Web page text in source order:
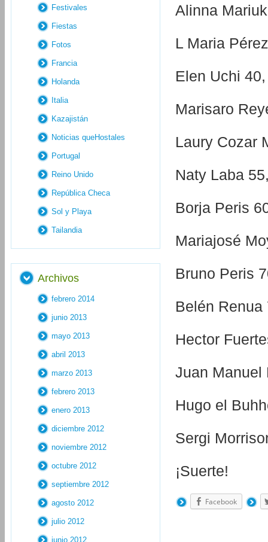
Alinna
L Maria
Elen Uchi
Marisaro
Laury Cozar
Naty Laba
Borja Peris
Mariajosé
Bruno Peris
Belén
Hector
Juan Manuel
Hugo el
Sergi
¡Suerte!
Facebook
Festivales
Fiestas
Fotos
Francia
Holanda
Italia
Kazajistán
Noticias queHostales
Portugal
Reino Unido
República Checa
Sol y Playa
Tailandia
Archivos
febrero 2014
junio 2013
mayo 2013
abril 2013
marzo 2013
febrero 2013
enero 2013
diciembre 2012
noviembre 2012
octubre 2012
septiembre 2012
agosto 2012
julio 2012
junio 2012